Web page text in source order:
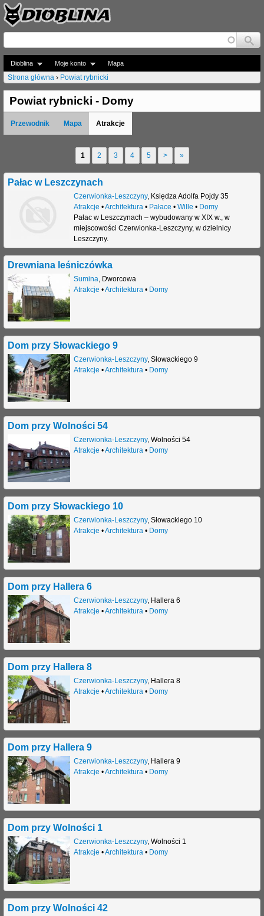
Jump to navigation
Dioblina Moje konto Mapa
J
e
s
ś
a
j
Strona główna › Powiat rybnicki
Powiat rybnicki - Domy
Przewodnik Mapa Atrakcje
t
1 2 3 4 5 > »
Pałac w Leszczynach
Czerwionka-Leszczyny, Księdza Adolfa Pojdy 35
Atrakcje •Architektura • Pałace • Wille • Domy
Pałac w Leszczynach – wybudowany w XIX w., w
miejscowości Czerwionka-Leszczyny, w dzielnicy
Leszczyny.
Drewniana leśniczówka
Sumina Dworcowa
Atrakcje •Architektura • Domy
Dom przy Słowackiego 9
Czerwionka-Leszczyny, Słowackiego 9
Atrakcje •Architektura • Domy
Dom przy Wolności 54
Czerwionka-Leszczyny, Wolności 54
Atrakcje •Architektura • Domy
Dom przy Słowackiego 10
Czerwionka-Leszczyny, Słowackiego 10
Atrakcje •Architektura • Domy
Dom przy Hallera 6
Czerwionka-Leszczyny, Hallera 6
Atrakcje •Architektura • Domy
Dom przy Hallera 8
Czerwionka-Leszczyny, Hallera 8
Atrakcje •Architektura • Domy
Dom przy Hallera 9
Czerwionka-Leszczyny, Hallera 9
Atrakcje •Architektura • Domy
Dom przy Wolności 1
Czerwionka-Leszczyny, Wolności 1
Atrakcje •Architektura • Domy
Dom przy Wolności 42